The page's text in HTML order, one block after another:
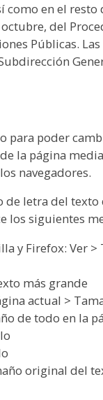
en el resto
octubre, del
Públicas.
para poder
la página
navegadores.
de letra del
los siguientes
y Firefox: Ver
más grande
actual >
de todo en la
original del